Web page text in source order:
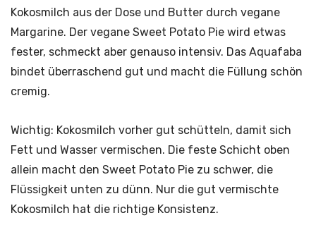
Kokosmilch aus der Dose und Butter durch vegane
Margarine. Der vegane Sweet Potato Pie wird etwas
fester, schmeckt aber genauso intensiv. Das Aquafaba
bindet überraschend gut und macht die Füllung schön
cremig.
Wichtig: Kokosmilch vorher gut schütteln, damit sich
Fett und Wasser vermischen. Die feste Schicht oben
allein macht den Sweet Potato Pie zu schwer, die
Flüssigkeit unten zu dünn. Nur die gut vermischte
Kokosmilch hat die richtige Konsistenz.